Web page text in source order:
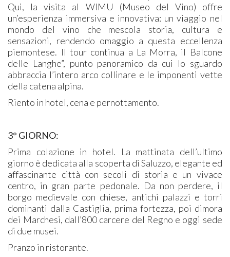
Qui, la visita al WIMU (Museo del Vino) offre
un’esperienza immersiva e innovativa: un viaggio nel
mondo del vino che mescola storia, cultura e
sensazioni, rendendo omaggio a questa eccellenza
piemontese. Il tour continua a La Morra, il Balcone
delle Langhe”, punto panoramico da cui lo sguardo
abbraccia l’intero arco collinare e le imponenti vette
della catena alpina.
Riento in hotel, cena e pernottamento.
3° GIORNO:
Prima colazione in hotel. La mattinata dell’ultimo
giorno è dedicata alla scoperta di Saluzzo, elegante ed
affascinante città con secoli di storia e un vivace
centro, in gran parte pedonale. Da non perdere, il
borgo medievale con chiese, antichi palazzi e torri
dominanti dalla Castiglia, prima fortezza, poi dimora
dei Marchesi, dall’800 carcere del Regno e oggi sede
di due musei.
Pranzo in ristorante.